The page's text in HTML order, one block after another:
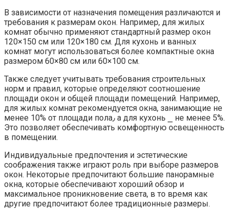
В зависимости от назначения помещения различаются и
требования к размерам окон.​ Например, для жилых
комнат обычно применяют стандартный размер окон
120×150 см или 120×180 см. Для кухонь и ванных
комнат могут использоваться более компактные окна
размером 60×80 см или 60×100 см.​
Также следует учитывать требования строительных
норм и правил, которые определяют соотношение
площади окон и общей площади помещений.​ Например,
для жилых комнат рекомендуется окна, занимающие не
менее 10% от площади пола٫ а для кухонь ⎯ не менее 5%.​
Это позволяет обеспечивать комфортную освещенность
в помещении.​
Индивидуальные предпочтения и эстетические
соображения также играют роль при выборе размеров
окон.​ Некоторые предпочитают большие панорамные
окна, которые обеспечивают хороший обзор и
максимальное проникновение света, в то время как
другие предпочитают более традиционные размеры.​